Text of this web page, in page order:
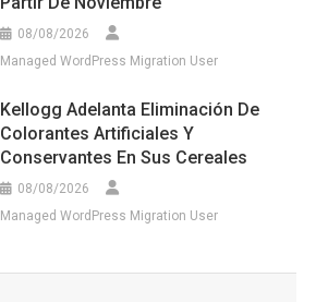
08/08/2026
Managed WordPress Migration User
Kellogg Adelanta Eliminación De
Colorantes Artificiales Y
Conservantes En Sus Cereales
08/08/2026
Managed WordPress Migration User